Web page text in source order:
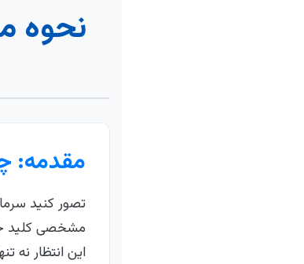
نحوه
مقدمه:
تصور کنید
مشخصی کلید
این انتظار نه